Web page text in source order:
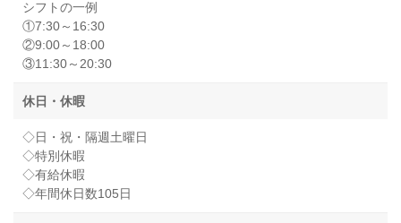
シフトの一例
①7:30～16:30
②9:00～18:00
③11:30～20:30
休日・休暇
◇日・祝・隔週土曜日
◇特別休暇
◇有給休暇
◇年間休日数105日